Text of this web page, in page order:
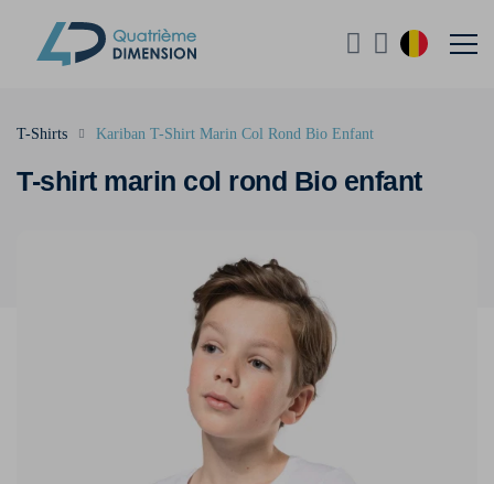
T-shirt marin col rond Bio enfant
T-Shirts Kariban T-Shirt Marin Col Rond Bio Enfant